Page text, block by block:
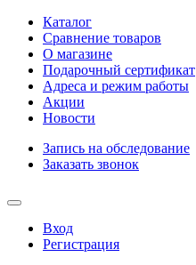
Каталог
Сравнение товаров
О магазине
Подарочный сертификат
Адреса и режим работы
Акции
Новости
Запись на обследование
Заказать звонок
Вход
Регистрация